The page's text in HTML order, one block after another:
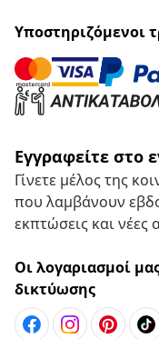
Υποστηριζόμενοι
Εγγραφείτε στο
Γίνετε μέλος της
που λαμβάνουν
εκπτώσεις και νέες
Οι λογαριασμοί
δικτύωσης